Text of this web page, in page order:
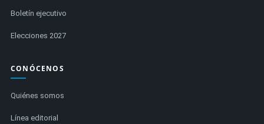
Boletín ejecutivo
Elecciones 2027
CONÓCENOS
Quiénes somos
Línea editorial